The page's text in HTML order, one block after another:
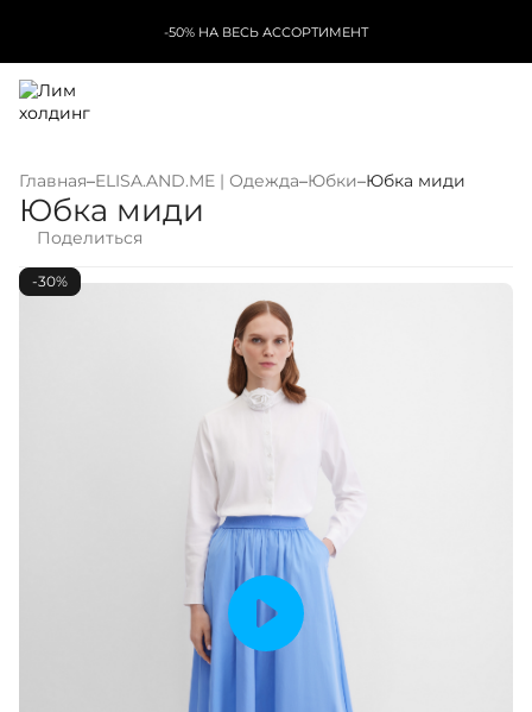
-50% НА ВЕСЬ АССОРТИМЕНТ
Главная–ELISA.AND.ME | Одежда–Юбки–Юбка миди
Юбка миди
Поделиться
-30%